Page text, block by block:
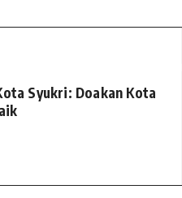
Syukri: Doakan Kota